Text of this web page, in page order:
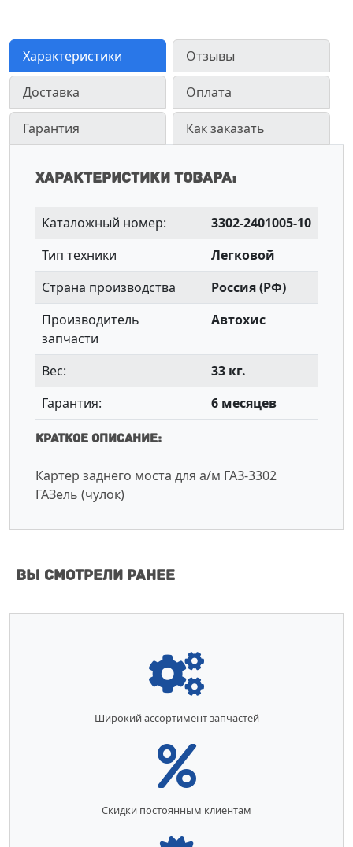
Характеристики Отзывы
Доставка Оплата
Гарантия Как заказать
Характеристики товара:
Каталожный номер:
3302-2401005-10
Тип техники
Легковой
Страна производства
Россия (РФ)
Производитель
запчасти
Автохис
Вес:
33 кг.
Гарантия:
6 месяцев
Краткое описание:
Картер заднего моста для а/м ГАЗ-3302
ГАЗель (чулок)
Вы смотрели ранее
Широкий ассортимент запчастей
Скидки постоянным клиентам